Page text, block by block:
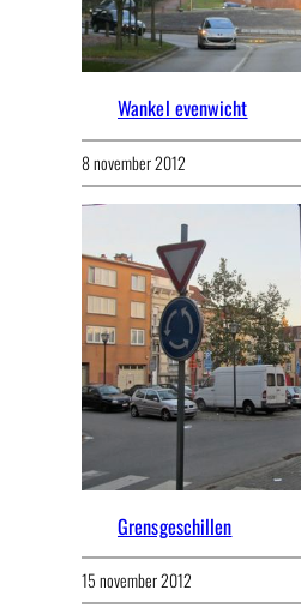
Wankel evenwicht
8 november 2012
Grensgeschillen
15 november 2012